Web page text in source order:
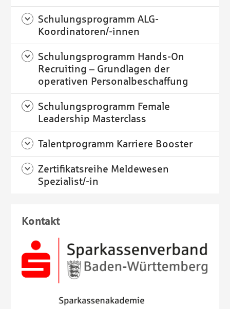
Schulungsprogramm ALG-
Koordinatoren/-innen
Schulungsprogramm Hands-On
Recruiting – Grundlagen der
operativen Personalbeschaffung
Schulungsprogramm Female
Leadership Masterclass
Talentprogramm Karriere Booster
Zertifikatsreihe Meldewesen
Spezialist/-in
Kontakt